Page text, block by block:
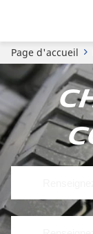
Page d'accueil